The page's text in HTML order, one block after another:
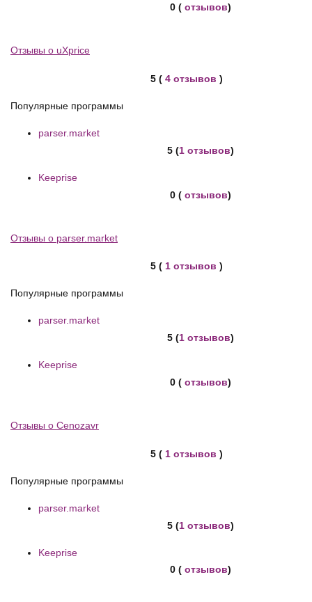
0 ( отзывов)
Отзывы о uXprice
5 ( 4 отзывов )
Популярные программы
parser.market
5 (1 отзывов)
Keeprise
0 ( отзывов)
Отзывы о parser.market
5 ( 1 отзывов )
Популярные программы
parser.market
5 (1 отзывов)
Keeprise
0 ( отзывов)
Отзывы о Cenozavr
5 ( 1 отзывов )
Популярные программы
parser.market
5 (1 отзывов)
Keeprise
0 ( отзывов)